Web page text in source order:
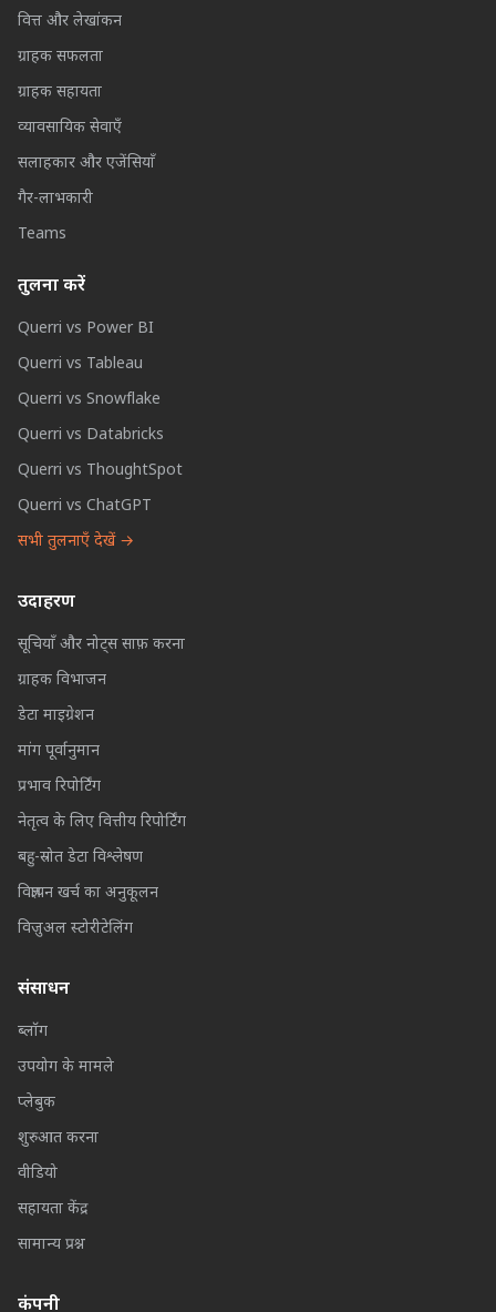
वित्त और लेखांकन
ग्राहक सफलता
ग्राहक सहायता
व्यावसायिक सेवाएँ
सलाहकार और एजेंसियाँ
गैर-लाभकारी
Teams
तुलना करें
Querri vs Power BI
Querri vs Tableau
Querri vs Snowflake
Querri vs Databricks
Querri vs ThoughtSpot
Querri vs ChatGPT
सभी तुलनाएँ देखें →
उदाहरण
सूचियाँ और नोट्स साफ़ करना
ग्राहक विभाजन
डेटा माइग्रेशन
मांग पूर्वानुमान
प्रभाव रिपोर्टिंग
नेतृत्व के लिए वित्तीय रिपोर्टिंग
बहु-स्रोत डेटा विश्लेषण
विज्ञापन खर्च का अनुकूलन
विज़ुअल स्टोरीटेलिंग
संसाधन
ब्लॉग
उपयोग के मामले
प्लेबुक
शुरुआत करना
वीडियो
सहायता केंद्र
सामान्य प्रश्न
कंपनी